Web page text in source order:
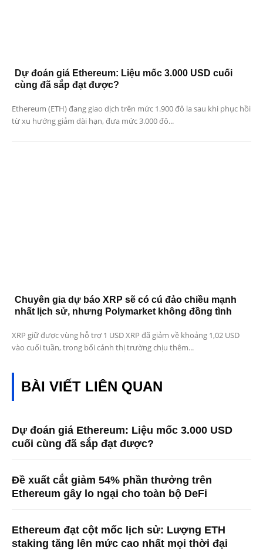
Dự đoán giá Ethereum: Liệu mốc 3.000 USD cuối
cùng đã sắp đạt được?
Ethereum (ETH) đang giao dịch trên mức 1.900 đô la sau khi phục hồi
từ xu hướng giảm dài hạn, đưa mức 3.000 đô...
Chuyên gia dự báo XRP sẽ có cú đảo chiều mạnh
nhất lịch sử, nhưng Polymarket không đồng tình
XRP giữ được vùng hỗ trợ 1 USD XRP đã giảm về khoảng 1,02 USD
vào cuối tuần, trong bối cảnh thị trường chịu thêm...
BÀI VIẾT LIÊN QUAN
Dự đoán giá Ethereum: Liệu mốc 3.000 USD
cuối cùng đã sắp đạt được?
Đề xuất cắt giảm 54% phần thưởng trên
Ethereum gây lo ngại cho toàn bộ DeFi
Ethereum đạt cột mốc lịch sử: Lượng ETH
staking tăng lên mức cao nhất mọi thời đại